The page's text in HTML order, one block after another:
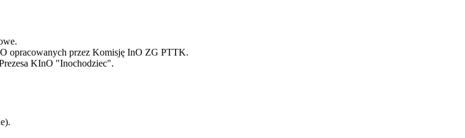
opracowanych przez Komisję InO ZG PTTK.
KInO "Inochodziec".